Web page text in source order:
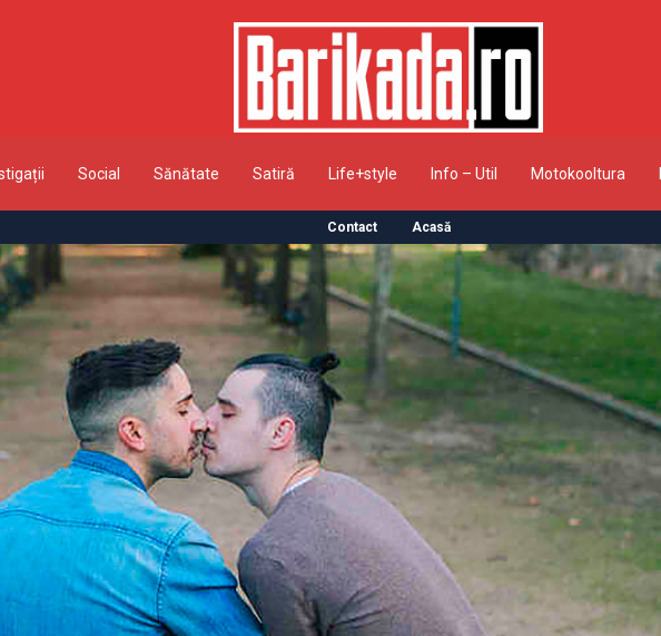
Social Sănătate Satiră Life+style Info – Util Motokooltura
Contact Acasă